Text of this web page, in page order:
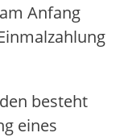
Anfang
besteht
eines